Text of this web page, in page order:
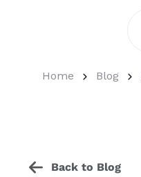
Home Blog
Back to Blog